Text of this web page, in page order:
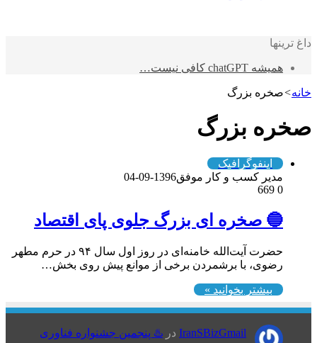
داغ ترینها
همیشه chatGPT کافی نیست…
خانه>صخره بزرگ
صخره بزرگ
اینفوگرافیک
مدیر کسب و کار موفق1396-09-04
0
🔵 صخره ای بزرگ جلوی پای اقتصاد
حضرت آیت‌الله خامنه‌ای در روز اول سال ۹۴ در حرم مطهر
رضوی، با برشمردن برخی از موانع پیش روی بخش…
بیشتر بخوانید »
IranSBizGmail در ♨️ پنجمین جشنواره فناوری